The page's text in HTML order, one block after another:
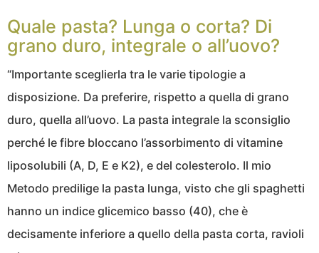
Quale pasta? Lunga o corta? Di
grano duro, integrale o all’uovo?
“Importante sceglierla tra le varie tipologie a
disposizione. Da preferire, rispetto a quella di grano
duro, quella all’uovo. La pasta integrale la sconsiglio
perché le fibre bloccano l’assorbimento di vitamine
liposolubili (A, D, E e K2), e del colesterolo. Il mio
Metodo predilige la pasta lunga, visto che gli spaghetti
hanno un indice glicemico basso (40), che è
decisamente inferiore a quello della pasta corta, ravioli